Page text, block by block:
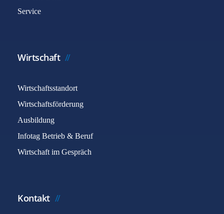
Service
Wirtschaft
Wirtschaftsstandort
Wirtschaftsförderung
Ausbildung
Infotag Betrieb & Beruf
Wirtschaft im Gespräch
Kontakt